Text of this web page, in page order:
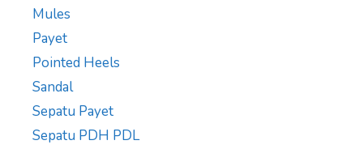
Mules
Payet
Pointed Heels
Sandal
Sepatu Payet
Sepatu PDH PDL